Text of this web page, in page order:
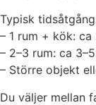
Typisk
– 1 rum + kök:
– 2–3 rum: ca
– Större objekt
Du väljer mellan